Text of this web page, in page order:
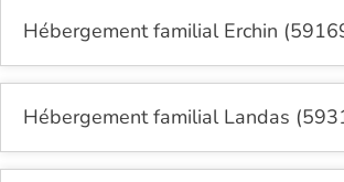
Hébergement familial Erchin
Hébergement familial Landas